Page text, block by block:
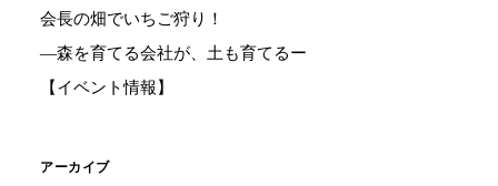
会長の畑でいちご狩り！
―森を育てる会社が、土も育てるー
【イベント情報】
アーカイブ